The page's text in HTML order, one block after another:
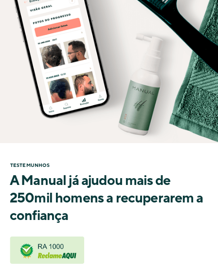
TESTEMUNHOS
A Manual já ajudou mais de
250mil homens a recuperarem a
confiança